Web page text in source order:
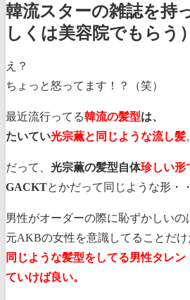
韓流スターの雑誌を持
しくは美容院でもらう）
え？
ちょっと怒ってます！？（笑）
最近流行ってる韓流の髪型は、
たいてい光宗薫と同じような流し髪
だって、 光宗薫の髪型自体珍しい形
GACKTとかだって同じような形・
男性がオーダーの際に恥ずかしいの
元AKBの女性を意識してることだけ
同じような髪型をしてる男性タレ
ていけば良い。